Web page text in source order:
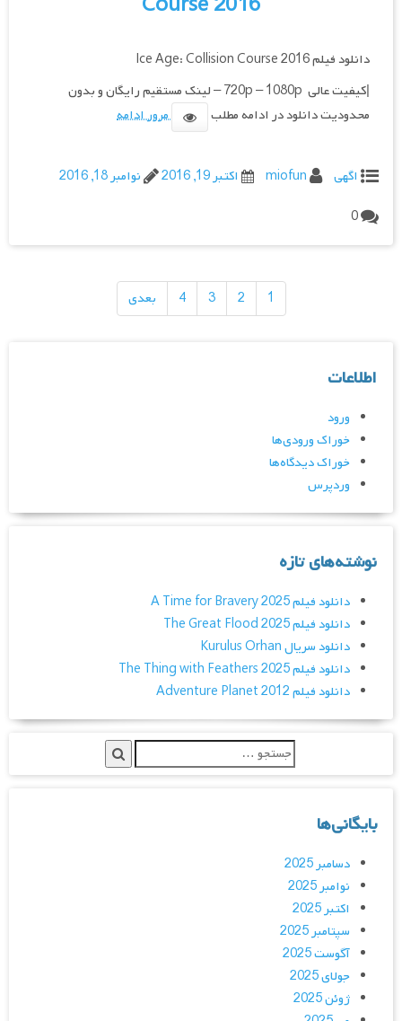
دانلود فیلم Ice Age: Collision Course 2016
|کیفیت عالی 720p – 1080p – لینک مستقیم رایگان و بدون
محدودیت دانلود در ادامه مطلب
مرور ادامه
اگهی miofun اکتبر 19, 2016
نوامبر 18, 2016
0
1
2
3
4 بعدی
اطلاعات
ورود
خوراک ورودی‌ها
خوراک دیدگاه‌ها
وردپرس
نوشته‌های تازه
دانلود فیلم A Time for Bravery 2025
دانلود فیلم The Great Flood 2025
دانلود سریال Kurulus Orhan
دانلود فیلم The Thing with Feathers 2025
دانلود فیلم Adventure Planet 2012
بایگانی‌ها
دسامبر 2025
نوامبر 2025
اکتبر 2025
سپتامبر 2025
آگوست 2025
جولای 2025
ژوئن 2025